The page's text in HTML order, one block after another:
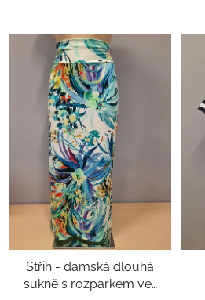
Střih - dámská dlouhá
sukně s rozparkem vel.